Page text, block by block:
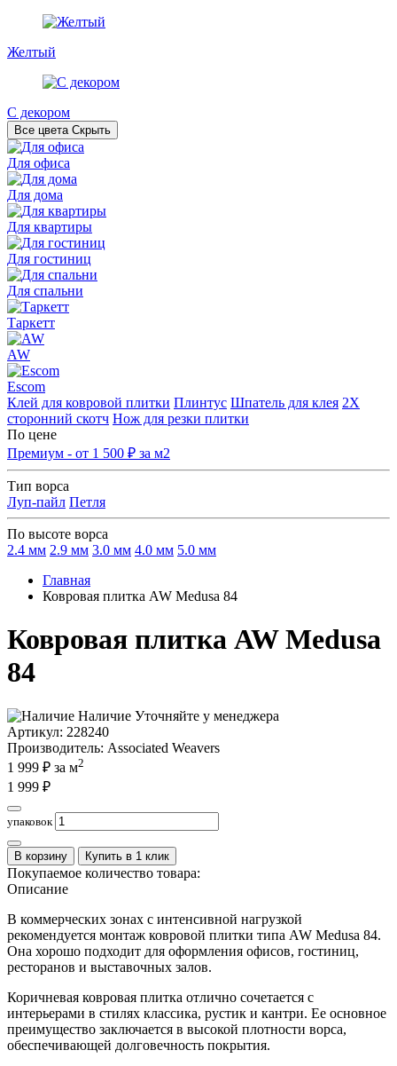
Желтый
С декором
Все цвета Скрыть
Для офиса
Для дома
Для квартиры
Для гостиниц
Для спальни
Таркетт
AW
Escom
Клей для ковровой плитки Плинтус Шпатель для клея 2Х
сторонний скотч Нож для резки плитки
По цене
Премиум - от 1 500 ₽ за м2
Тип ворса
Луп-пайл Петля
По высоте ворса
2.4 мм 2.9 мм 3.0 мм 4.0 мм 5.0 мм
Главная
Ковровая плитка AW Medusa 84
Ковровая плитка AW Medusa
84
Наличие Уточняйте у менеджера
Артикул: 228240
Производитель: Associated Weavers
1 999 ₽ за м2
1 999 ₽
упаковок
В корзину Купить в 1 клик
Покупаемое количество товара:
Описание
В коммерческих зонах с интенсивной нагрузкой
рекомендуется монтаж ковровой плитки типа AW Medusa 84.
Она хорошо подходит для оформления офисов, гостиниц,
ресторанов и выставочных залов.
Коричневая ковровая плитка отлично сочетается с
интерьерами в стилях классика, рустик и кантри. Ее основное
преимущество заключается в высокой плотности ворса,
обеспечивающей долговечность покрытия.